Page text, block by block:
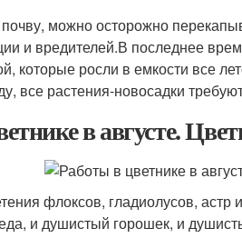
можно осторожно
и вредителей.В последнее
которые росли в емкости все
все растения-новосадки
в августе.
флоксов, гладиолусов,
и душистый горошек, и